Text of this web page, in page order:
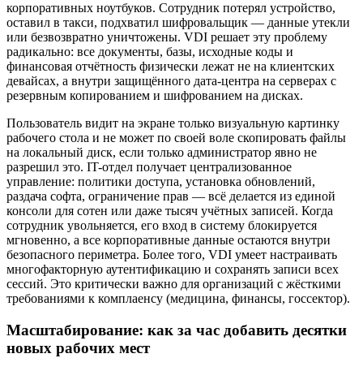
корпоративных ноутбуков. Сотрудник потерял устройство,
оставил в такси, подхватил шифровальщик — данные утекли
или безвозвратно уничтожены. VDI решает эту проблему
радикально: все документы, базы, исходные коды и
финансовая отчётность физически лежат не на клиентских
девайсах, а внутри защищённого дата-центра на серверах с
резервным копированием и шифрованием на дисках.
Пользователь видит на экране только визуальную картинку
рабочего стола и не может по своей воле скопировать файлы
на локальный диск, если только администратор явно не
разрешил это. IT-отдел получает централизованное
управление: политики доступа, установка обновлений,
раздача софта, ограничение прав — всё делается из единой
консоли для сотен или даже тысяч учётных записей. Когда
сотрудник увольняется, его вход в систему блокируется
мгновенно, а все корпоративные данные остаются внутри
безопасного периметра. Более того, VDI умеет настраивать
многофакторную аутентификацию и сохранять записи всех
сессий. Это критически важно для организаций с жёсткими
требованиями к комплаенсу (медицина, финансы, госсектор).
Масштабирование: как за час добавить десятки
новых рабочих мест